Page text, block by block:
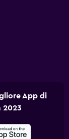
App di
2023